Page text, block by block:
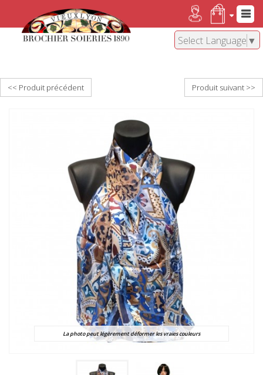
Select Language ▼
<< Produit précédent Produit suivant >>
La photo peut légèrement déformer les vraies couleurs